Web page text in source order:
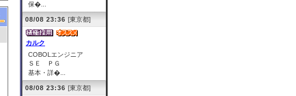
保�...
08/08 23:36 [東京都]
カルク
COBOLエンジニア
ＳＥ ＰＧ
基本・詳�...
08/08 23:36 [東京都]